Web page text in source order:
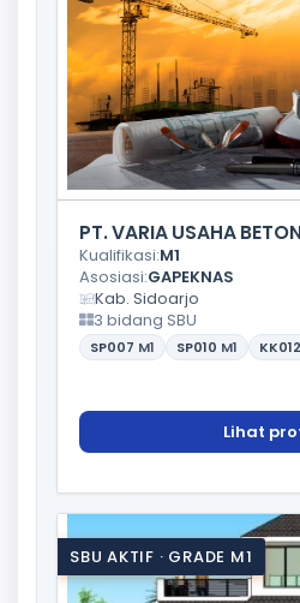
PT. VARIA USAHA
Kualifikasi:M1
Asosiasi:GAPEKNAS
Kab. Sidoarjo
3 bidang SBU
SP007 M1 SP010 M1 KK012
Lihat
SBU AKTIF · GRADE M1